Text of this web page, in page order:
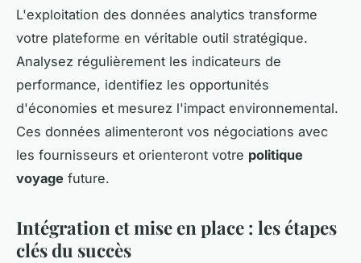
L'exploitation des données analytics transforme
votre plateforme en véritable outil stratégique.
Analysez régulièrement les indicateurs de
performance, identifiez les opportunités
d'économies et mesurez l'impact environnemental.
Ces données alimenteront vos négociations avec
les fournisseurs et orienteront votre politique
voyage future.
Intégration et mise en place : les étapes
clés du succès